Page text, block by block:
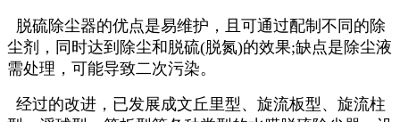
脱硫除尘器的优点是易维护，且可通过配制不同的除
尘剂，同时达到除尘和脱硫(脱氮)的效果;缺点是除尘液
需处理，可能导致二次污染。
经过的改进，已发展成文丘里型、旋流板型、旋流柱